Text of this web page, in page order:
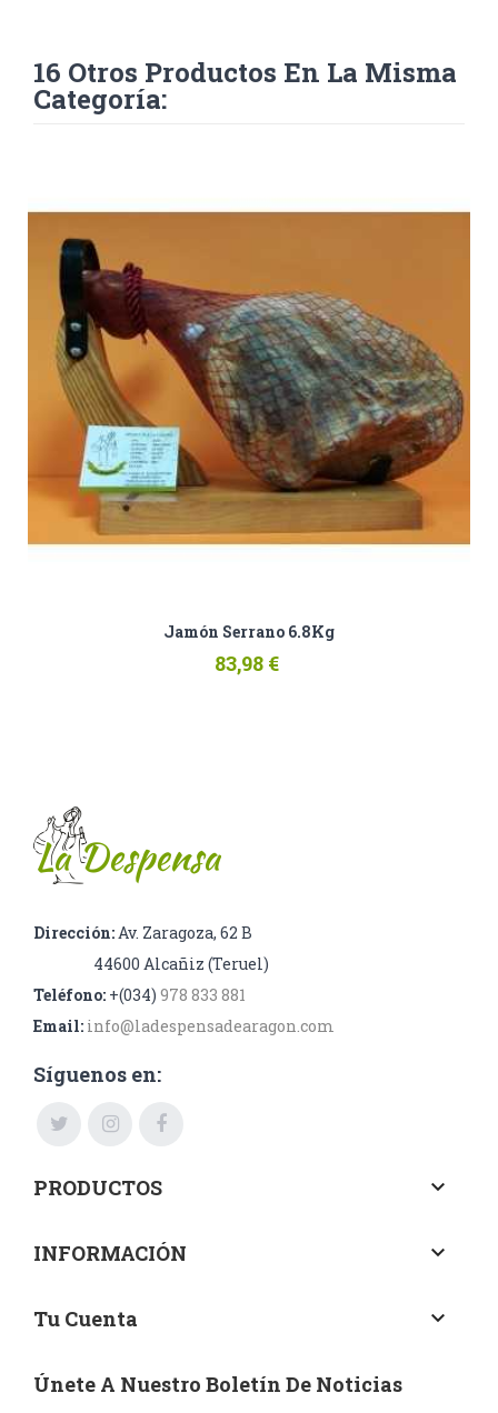
16 Otros Productos En La Misma
Categoría:
Jamón Serrano 6.8Kg
83,98 €
Dirección: Av. Zaragoza, 62 B
44600 Alcañiz (Teruel)
Teléfono: +(034) 978 833 881
Email: info@ladespensadearagon.com
Síguenos en:
PRODUCTOS keyboard_arrow_down
INFORMACIÓN keyboard_arrow_down
Tu Cuenta keyboard_arrow_down
Únete A Nuestro Boletín De Noticias